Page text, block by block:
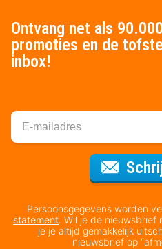
Ontvang net als
promoties en de
inbox!
Persoonsgegevens worden
statement. Wil je de nieuwsbrief
je je altijd gemakkelijk
nieuwsbrief op